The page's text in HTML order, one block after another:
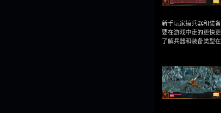
新手玩家搞兵器和装
要在游戏中走的更快
了解兵器和装备类型